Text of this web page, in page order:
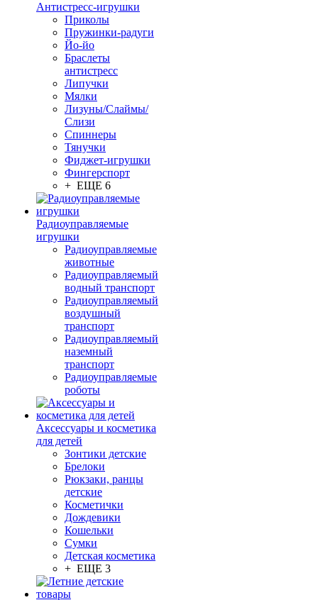
Антистресс-игрушки
Приколы
Пружинки-радуги
Йо-йо
Браслеты
антистресс
Липучки
Мялки
Лизуны/Слаймы/
Слизи
Спиннеры
Тянучки
Фиджет-игрушки
Фингерспорт
+ ЕЩЕ 6
Радиоуправляемые
игрушки
Радиоуправляемые
животные
Радиоуправляемый
водный транспорт
Радиоуправляемый
воздушный
транспорт
Радиоуправляемый
наземный
транспорт
Радиоуправляемые
роботы
Аксессуары и косметика
для детей
Зонтики детские
Брелоки
Рюкзаки, ранцы
детские
Косметички
Дождевики
Кошельки
Сумки
Детская косметика
+ ЕЩЕ 3